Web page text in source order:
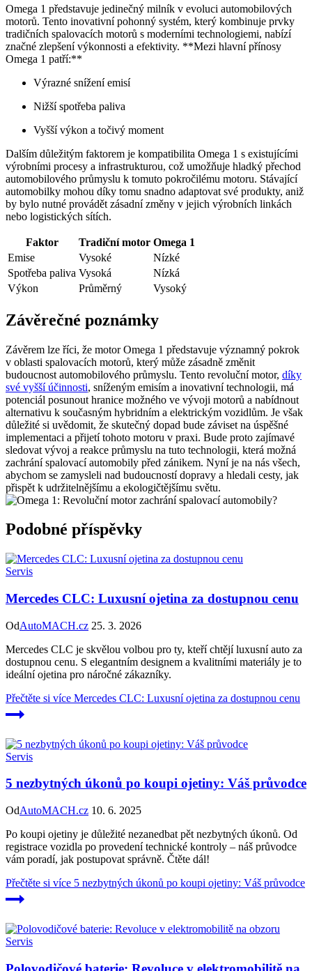
Omega 1 představuje jedinečný milník v evoluci automobilových
motorů. Tento inovativní pohonný systém, který kombinuje prvky
tradičních spalovacích motorů s moderními technologiemi, nabízí
značné zlepšení výkonnosti a efektivity. **Mezi hlavní přínosy
Omega 1 patří:**
Výrazné snížení emisí
Nižší spotřeba paliva
Vyšší výkon a točivý moment
Dalším důležitým faktorem je kompatibilita Omega 1 s existujícími
výrobními procesy a infrastrukturou, což umožňuje hladký přechod
automobilového průmyslu k tomuto pokročilému motoru. Stávající
automobilky mohou díky tomu snadno adaptovat své produkty, aniž
by bylo nutné provádět zásadní změny v jejich výrobních linkách
nebo logistických sítích.
Faktor Tradiční motor Omega 1
Emise
Vysoké
Nízké
Spotřeba paliva Vysoká
Nízká
Výkon
Průměrný Vysoký
Závěrečné poznámky
Závěrem lze říci, že motor Omega 1 představuje významný pokrok
v oblasti spalovacích motorů, který může zásadně změnit
budoucnost automobilového průmyslu. Tento revoluční motor, díky
své vyšší účinnosti, sníženým emisím a inovativní technologii, má
potenciál posunout hranice možného ve vývoji motorů a nabídnout
alternativu k současným hybridním a elektrickým vozidlům. Je však
důležité si uvědomit, že skutečný dopad bude záviset na úspěšné
implementaci a přijetí tohoto motoru v praxi. Bude proto zajímavé
sledovat vývoj a reakce průmyslu na tuto technologii, která možná
zachrání spalovací automobily před zánikem. Nyní je na nás všech,
abychom se zamysleli nad budoucností dopravy a hledali cesty, jak
přispět k udržitelnějšímu a ekologičtějšímu světu.
Podobné příspěvky
Servis
Mercedes CLC: Luxusní ojetina za dostupnou cenu
OdAutoMACH.cz 25. 3. 2026
Mercedes CLC je skvělou volbou pro ty, kteří chtějí luxusní auto za
dostupnou cenu. S elegantním designem a kvalitními materiály je to
ideální ojetina pro náročné zákazníky.
Přečtěte si více Mercedes CLC: Luxusní ojetina za dostupnou cenu
Servis
5 nezbytných úkonů po koupi ojetiny: Váš průvodce
OdAutoMACH.cz 10. 6. 2025
Po koupi ojetiny je důležité nezanedbat pět nezbytných úkonů. Od
registrace vozidla po provedení technické kontroly – náš průvodce
vám poradí, jak postupovat správně. Čtěte dál!
Přečtěte si více 5 nezbytných úkonů po koupi ojetiny: Váš průvodce
Servis